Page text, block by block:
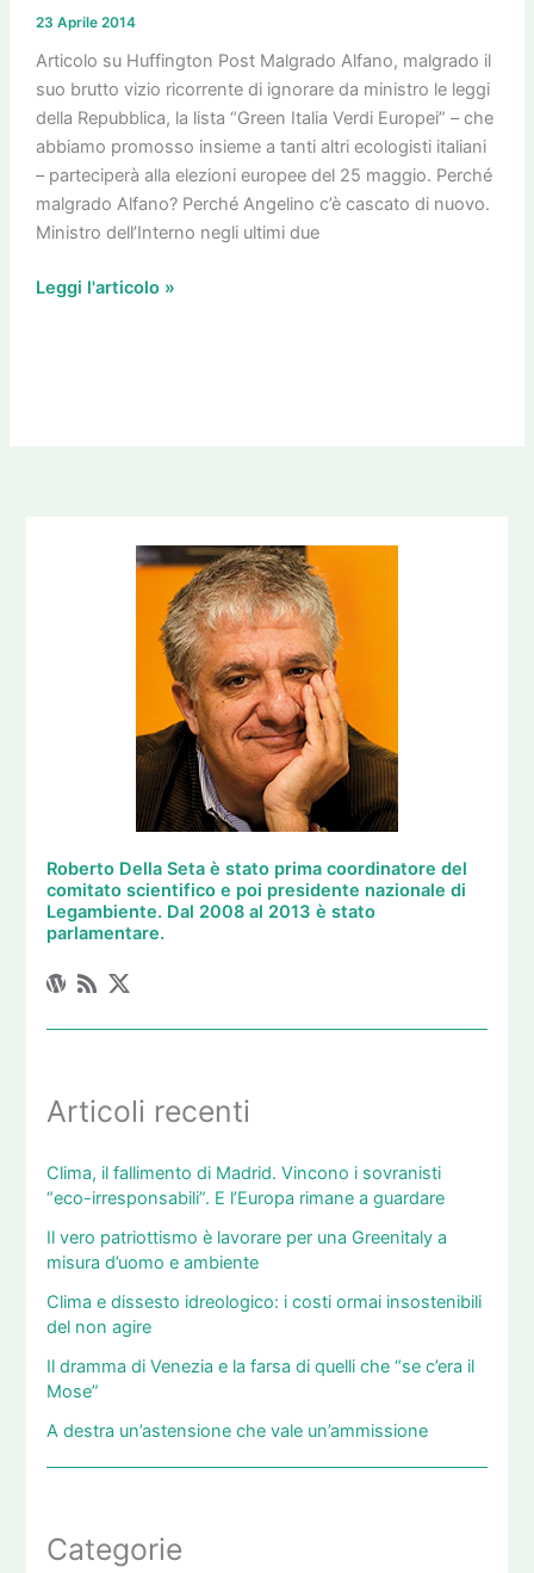
23 Aprile 2014
Articolo su Huffington Post Malgrado Alfano, malgrado il
suo brutto vizio ricorrente di ignorare da ministro le leggi
della Repubblica, la lista “Green Italia Verdi Europei” – che
abbiamo promosso insieme a tanti altri ecologisti italiani
– parteciperà alla elezioni europee del 25 maggio. Perché
malgrado Alfano? Perché Angelino c’è cascato di nuovo.
Ministro dell’Interno negli ultimi due
lista
“Green
Italia
Verdi
Europei”
ci
sarà
Leggi l'articolo »
Roberto Della Seta è stato prima coordinatore del
comitato scientifico e poi presidente nazionale di
Legambiente. Dal 2008 al 2013 è stato
parlamentare.
Articoli recenti
Clima, il fallimento di Madrid. Vincono i sovranisti
“eco-irresponsabili”. E l’Europa rimane a guardare
Il vero patriottismo è lavorare per una Greenitaly a
misura d’uomo e ambiente
Clima e dissesto idreologico: i costi ormai insostenibili
del non agire
Il dramma di Venezia e la farsa di quelli che “se c’era il
Mose”
A destra un’astensione che vale un’ammissione
Categorie